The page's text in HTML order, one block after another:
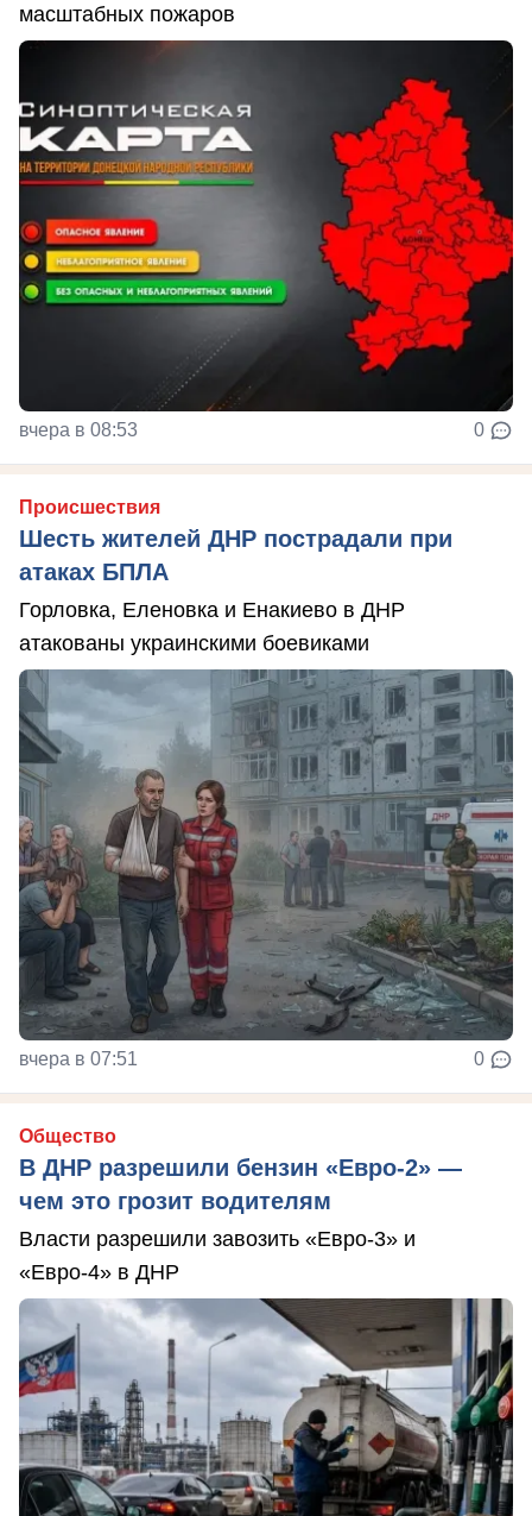
масштабных пожаров
вчера в 08:53 0
Происшествия
Шесть жителей ДНР пострадали при
атаках БПЛА
Горловка, Еленовка и Енакиево в ДНР
атакованы украинскими боевиками
вчера в 07:51 0
Общество
В ДНР разрешили бензин «Евро-2» —
чем это грозит водителям
Власти разрешили завозить «Евро-3» и
«Евро-4» в ДНР